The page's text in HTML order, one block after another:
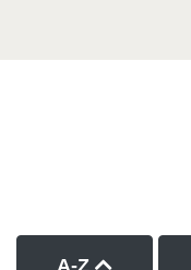
A-Z Kurse